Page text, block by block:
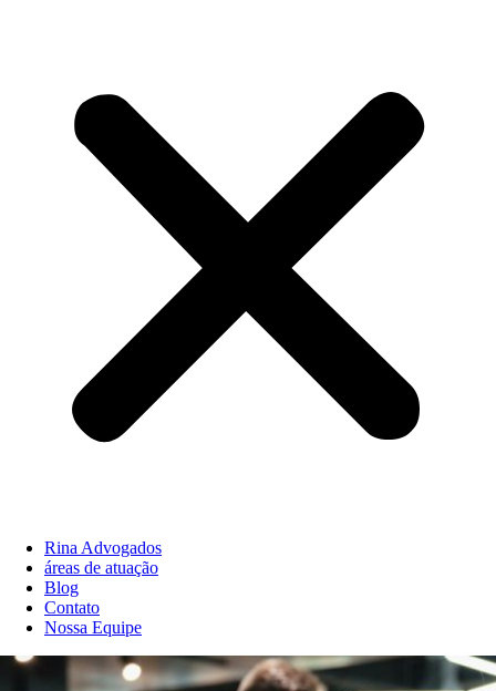
Rina Advogados
áreas de atuação
Blog
Contato
Nossa Equipe